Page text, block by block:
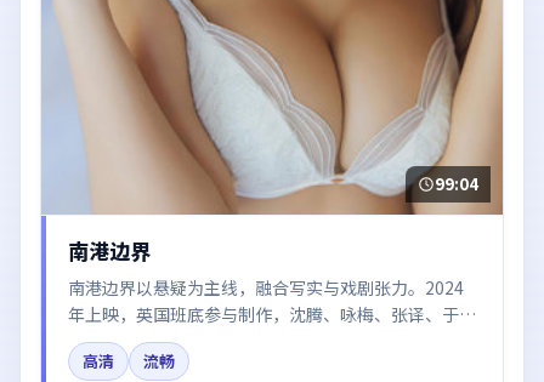
99:04
南港边界
南港边界以悬疑为主线，融合写实与戏剧张力。2024
年上映，英国班底参与制作，沈腾、咏梅、张译、于和
伟在片中呈现细腻表演，影像风格统一，配乐与剪辑强
化了情绪曲线。
高清
流畅